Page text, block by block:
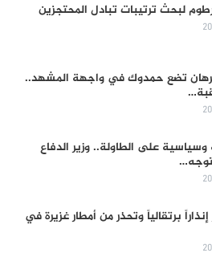
لبحث ترتيبات تبادل المحتجزين
تضع حمدوك في واجهة المشهد..
وسياسية على الطاولة.. وزير الدفاع
إنذاراً برتقالياً وتحذر من أمطار غزيرة في